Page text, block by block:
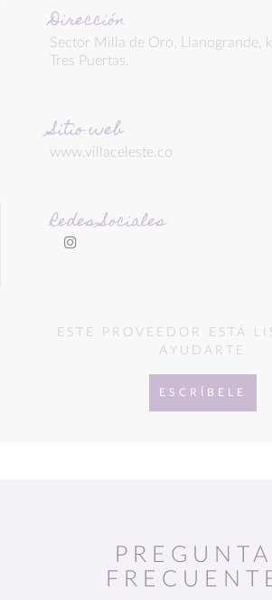
Dirección
Sector Milla de Oro, Llanogrande,
Tres Puertas.
Sitio web
www.villaceleste.co
Redes Sociales
ESTE PROVEEDOR ESTÁ
AYUDARTE
ESCRÍBELE